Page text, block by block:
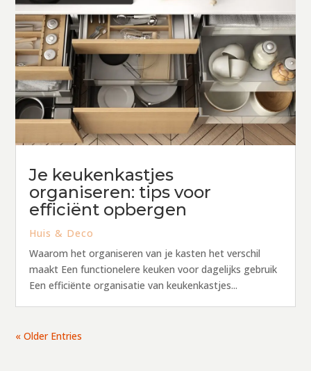
Je keukenkastjes
organiseren: tips voor
efficiënt opbergen
Huis & Deco
Waarom het organiseren van je kasten het verschil
maakt Een functionelere keuken voor dagelijks gebruik
Een efficiënte organisatie van keukenkastjes...
« Older Entries